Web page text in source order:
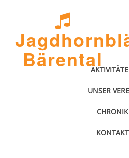
Bärental
UNSER
CHRONIK
KONTAKT